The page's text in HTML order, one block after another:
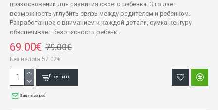
прикосновений для развития своего ребенка. Это дает
возможность углубить связь между родителем и ребенком.
Разработанное с вниманием к каждой детали, сумка-кенгуру
обеспечивает безопасность ребенк..
69.00€ 79.00€
Без налога:57.02€
КУПИТЬ
Задать вопрос